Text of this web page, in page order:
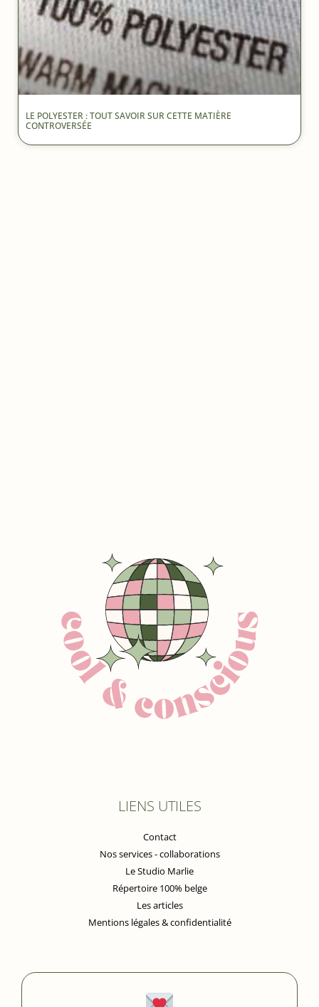
LE POLYESTER : TOUT SAVOIR SUR CETTE MATIÈRE
CONTROVERSÉE
LIENS UTILES
Contact
Nos services - collaborations
Le Studio Marlie
Répertoire 100% belge
Les articles
Mentions légales & confidentialité